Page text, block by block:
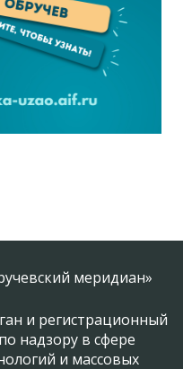
меридиан»
и регистрационный
надзору в сфере
и массовых